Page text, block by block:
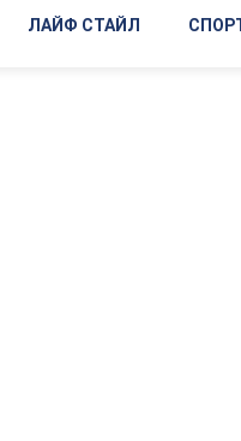
ЛАЙФ СТАЙЛ